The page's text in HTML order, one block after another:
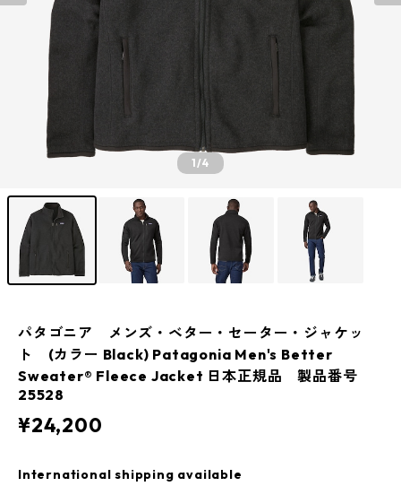
1/4
パタゴニア メンズ・ベター・セーター・ジャケッ
ト (カラー Black) Patagonia Men's Better
Sweater® Fleece Jacket 日本正規品 製品番号
25528
¥24,200
International shipping available